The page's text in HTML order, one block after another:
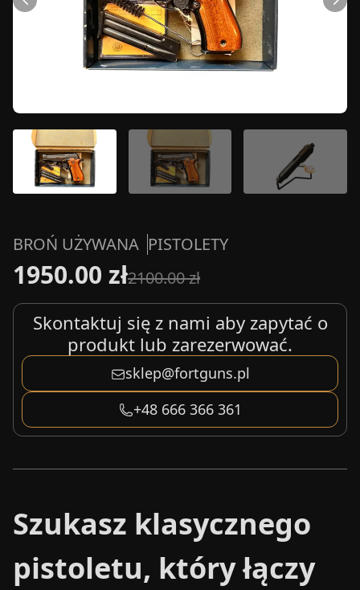
BROŃ UŻYWANA PISTOLETY
1950.00 zł2100.00 zł
Skontaktuj się z nami aby zapytać o
produkt lub zarezerwować.
sklep@fortguns.pl
+48 666 366 361
Szukasz klasycznego
pistoletu, który łączy